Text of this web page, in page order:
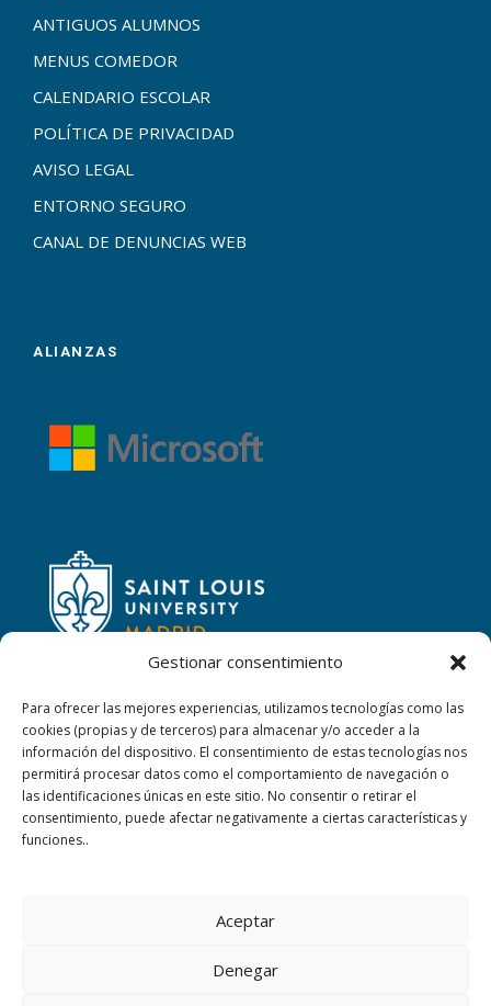
Gestionar consentimiento
Para ofrecer las mejores experiencias, utilizamos tecnologías como las
cookies (propias y de terceros) para almacenar y/o acceder a la
información del dispositivo. El consentimiento de estas tecnologías nos
permitirá procesar datos como el comportamiento de navegación o
las identificaciones únicas en este sitio. No consentir o retirar el
consentimiento, puede afectar negativamente a ciertas características y
funciones..
Aceptar
Denegar
ANTIGUOS ALUMNOS
MENUS COMEDOR
CALENDARIO ESCOLAR
POLÍTICA DE PRIVACIDAD
AVISO LEGAL
ENTORNO SEGURO
CANAL DE DENUNCIAS WEB
ALIANZAS
CONTACTAR
Calle San Ignacio, 2,
06220 Villafranca de los Barros (Badajoz)
sanjosevillafranca@fundacionloyola.es